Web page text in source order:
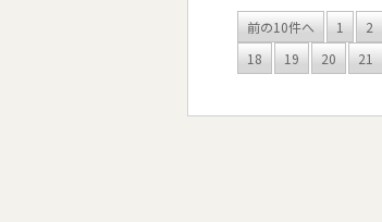
前の10件へ 1 2
18
19 20 21